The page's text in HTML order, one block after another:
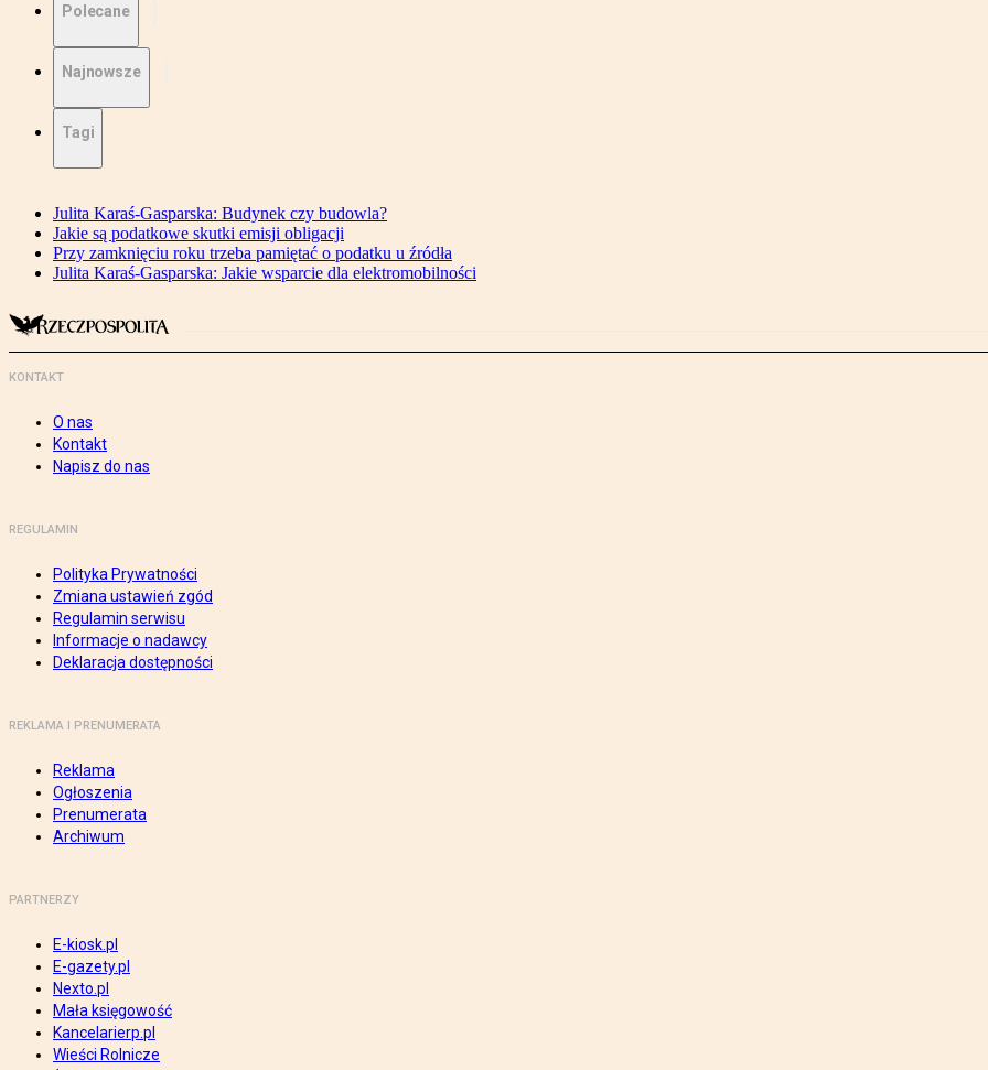
Polecane
Najnowsze
Tagi
Julita Karaś-Gasparska: Budynek czy budowla?
Jakie są podatkowe skutki emisji obligacji
Przy zamknięciu roku trzeba pamiętać o podatku u źródła
Julita Karaś-Gasparska: Jakie wsparcie dla elektromobilności
KONTAKT
O nas
Kontakt
Napisz do nas
REGULAMIN
Polityka Prywatności
Zmiana ustawień zgód
Regulamin serwisu
Informacje o nadawcy
Deklaracja dostępności
REKLAMA I PRENUMERATA
Reklama
Ogłoszenia
Prenumerata
Archiwum
PARTNERZY
E-kiosk.pl
E-gazety.pl
Nexto.pl
Mała księgowość
Kancelarierp.pl
Wieści Rolnicze